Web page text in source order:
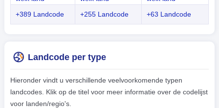
+389 Landcode
+255 Landcode +63 Landcode
Landcode per type
Hieronder vindt u verschillende veelvoorkomende typen
landcodes. Klik op de titel voor meer informatie over de codelijst
voor landen/regio's.